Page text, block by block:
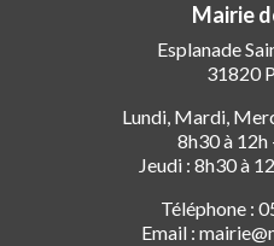
Mairie
Esplanade
31820
Lundi, Mardi,
8h30 à 12h
Jeudi : 8h30 à
Téléphone :
Email :